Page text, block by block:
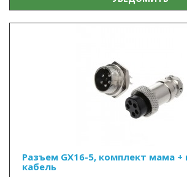
Разъем GX16-5, комплект мама +
кабель